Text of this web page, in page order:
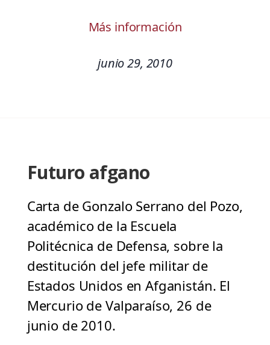
Más información
junio 29, 2010
Futuro afgano
Carta de Gonzalo Serrano del Pozo,
académico de la Escuela
Politécnica de Defensa, sobre la
destitución del jefe militar de
Estados Unidos en Afganistán. El
Mercurio de Valparaíso, 26 de
junio de 2010.